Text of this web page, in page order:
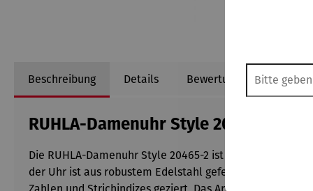
Beschreibung Details Bewertungen
RUHLA-Damenuhr Style 20465-2
Die RUHLA-Damenuhr Style 20465-2 ist eine elegante
der Uhr ist aus robustem Edelstahl gefertigt und hat